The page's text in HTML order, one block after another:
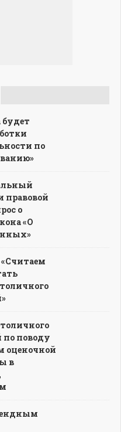
будет
по
правовой
о
«О
по поводу
оценочной
в